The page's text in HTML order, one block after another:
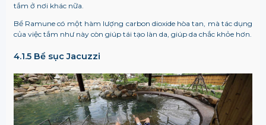
tắm ở nơi khác nữa.
Bể Ramune có một hàm lượng carbon dioxide hòa tan, mà tác dụng
của việc tắm như này còn giúp tái tạo làn da, giúp da chắc khỏe hơn.
4.1.5 Bể sục Jacuzzi